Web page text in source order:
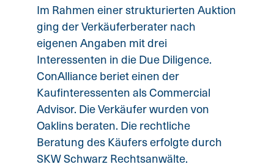
Im Rahmen einer strukturierten Auktion
ging der Verkäuferberater nach
eigenen Angaben mit drei
Interessenten in die Due Diligence.
ConAlliance beriet einen der
Kaufinteressenten als Commercial
Advisor. Die Verkäufer wurden von
Oaklins beraten. Die rechtliche
Beratung des Käufers erfolgte durch
SKW Schwarz Rechtsanwälte.